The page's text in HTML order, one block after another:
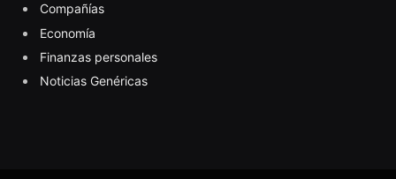
Compañías
Economía
Finanzas personales
Noticias Genéricas